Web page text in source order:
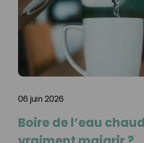
06 juin 2026
Boire de l’eau